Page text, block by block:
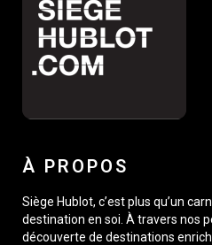
À PROPOS
Siège Hublot, c’est plus qu’un
destination en soi. À travers nos
découverte de destinations